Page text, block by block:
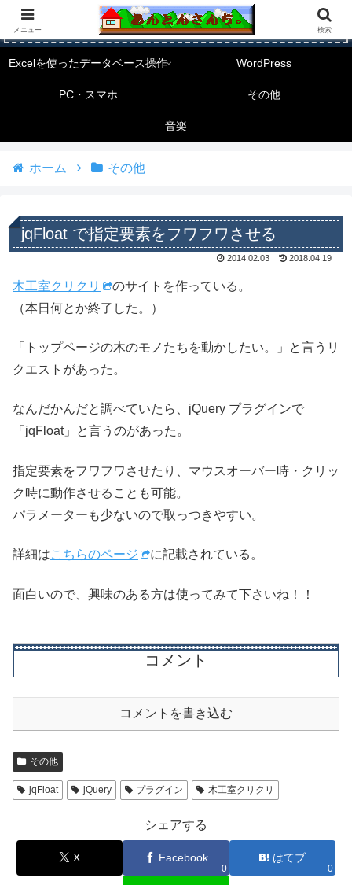
Excelを使ったデータベース操作 WordPress
PC・スマホ その他
音楽
ホーム その他
jqFloat で指定要素をフワフワさせる
2014.02.03 2018.04.19
木工室クリクリ
のサイトを作っている。
（本日何とか終了した。）
「トップページの木のモノたちを動かしたい。」と言うリ
クエストがあった。
なんだかんだと調べていたら、jQuery プラグインで
「jqFloat」と言うのがあった。
指定要素をフワフワさせたり、マウスオーバー時・クリッ
ク時に動作させることも可能。
パラメーターも少ないので取っつきやすい。
詳細はこちらのページ に記載されている。
面白いので、興味のある方は使ってみて下さいね！！
コメント
コメントを書き込む
その他
jqFloat jQuery プラグイン 木工室クリクリ
シェアする
X Facebook
0
はてブ
0
メニュー 検索